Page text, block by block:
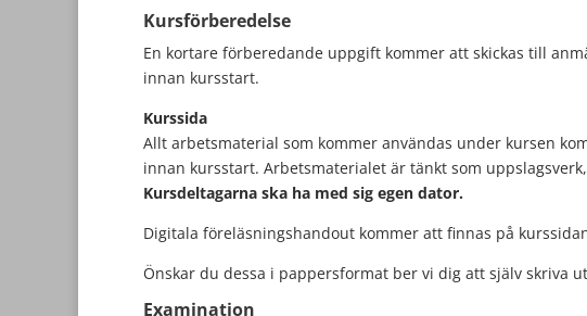
Kursförberedelse
En kortare förberedande uppgift kommer att skickas till
innan kursstart.
Kurssida
Allt arbetsmaterial som kommer användas under kursen
innan kursstart. Arbetsmaterialet är tänkt som
Kursdeltagarna ska ha med sig egen dator.
Digitala föreläsningshandout kommer att finnas på
Önskar du dessa i pappersformat ber vi dig att själv skriva
Examination